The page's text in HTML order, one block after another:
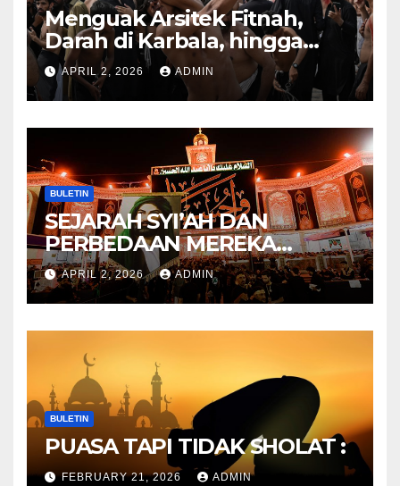
Menguak Arsitek Fitnah,
Darah di Karbala, hingga
Lahirnya Sekte-sekte serta
Mitos Imam Gaib
APRIL 2, 2026 ADMIN
BULETIN
SEJARAH SYI’AH DAN
PERBEDAAN MEREKA
ANTARA DULU DAN
SEKARANG
APRIL 2, 2026 ADMIN
BULETIN
PUASA TAPI TIDAK SHOLAT :
FEBRUARY 21, 2026 ADMIN